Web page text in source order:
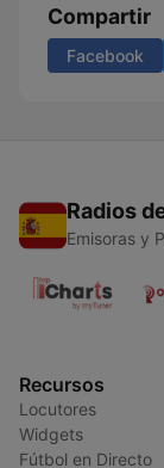
Compartir
Facebook
Radios
Emisoras y
Recursos
Locutores
Widgets
Fútbol en Directo